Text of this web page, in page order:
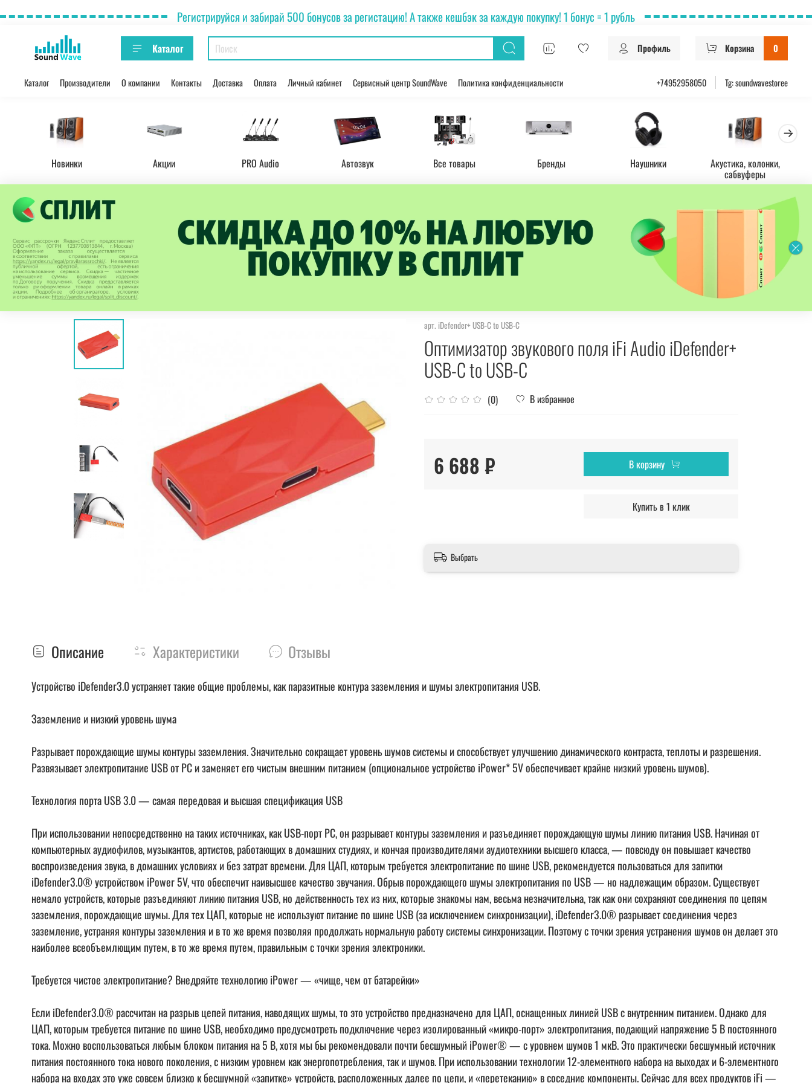
Регистрируйся и забирай 500 бонусов за регистацию! А также кешбэк за каждую покупку! 1 бонус = 1 рубль
Каталог Профиль Корзина 0
Каталог Производители О компании Контакты Доставка Оплата Личный кабинет Сервисный центр SoundWave Политика конфиденциальности +74952958050 Tg: soundwavestoree
Новинки Акции PRO Audio Автозвук Все товары Бренды Наушники Акустика, колонки,
сабвуферы
арт. iDefender+ USB-C to USB-C
Оптимизатор звукового поля iFi Audio iDefender+
USB-C to USB-C
(0) В избранное
6 688 ₽ В корзину
Купить в 1 клик
Выбрать
Описание Характеристики Отзывы
Устройство iDefender3.0 устраняет такие общие проблемы, как паразитные контура заземления и шумы электропитания USB.
Заземление и низкий уровень шума
Разрывает порождающие шумы контуры заземления. Значительно сокращает уровень шумов системы и способствует улучшению динамического контраста, теплоты и разрешения.
Развязывает электропитание USB от PC и заменяет его чистым внешним питанием (опциональное устройство iPower* 5V обеспечивает крайне низкий уровень шумов).
Технология порта USB 3.0 — самая передовая и высшая спецификация USB
При использовании непосредственно на таких источниках, как USB-порт PC, он разрывает контуры заземления и разъединяет порождающую шумы линию питания USB. Начиная от
компьютерных аудиофилов, музыкантов, артистов, работающих в домашних студиях, и кончая производителями аудиотехники высшего класса, — повсюду он повышает качество
воспроизведения звука, в домашних условиях и без затрат времени. Для ЦАП, которым требуется электропитание по шине USB, рекомендуется пользоваться для запитки
iDefender3.0® устройством iPower 5V, что обеспечит наивысшее качество звучания. Обрыв порождающего шумы электропитания по USB — но надлежащим образом. Существует
немало устройств, которые разъединяют линию питания USB, но действенность тех из них, которые знакомы нам, весьма незначительна, так как они сохраняют соединения по цепям
заземления, порождающие шумы. Для тех ЦАП, которые не используют питание по шине USB (за исключением синхронизации), iDefender3.0® разрывает соединения через
заземление, устраняя контуры заземления и в то же время позволяя продолжать нормальную работу системы синхронизации. Поэтому с точки зрения устранения шумов он делает это
наиболее всеобъемлющим путем, в то же время путем, правильным с точки зрения электроники.
Требуется чистое электропитание? Внедряйте технологию iPower — «чище, чем от батарейки»
Если iDefender3.0® рассчитан на разрыв цепей питания, наводящих шумы, то это устройство предназначено для ЦАП, оснащенных линией USB с внутренним питанием. Однако для
ЦАП, которым требуется питание по шине USB, необходимо предусмотреть подключение через изолированный «микро-порт» электропитания, подающий напряжение 5 В постоянного
тока. Можно воспользоваться любым блоком питания на 5 В, хотя мы бы рекомендовали почти бесшумный iPower® — с уровнем шумов 1 мкВ. Это практически бесшумный источник
питания постоянного тока нового поколения, с низким уровнем как энергопотребления, так и шумов. При использовании технологии 12-элементного набора на выходах и 6-элементного
набора на входах это уже совсем близко к бесшумной «запитке» устройств, расположенных далее по цепи, и «перетеканию» в соседние компоненты. Сейчас для всех продуктов iFi —